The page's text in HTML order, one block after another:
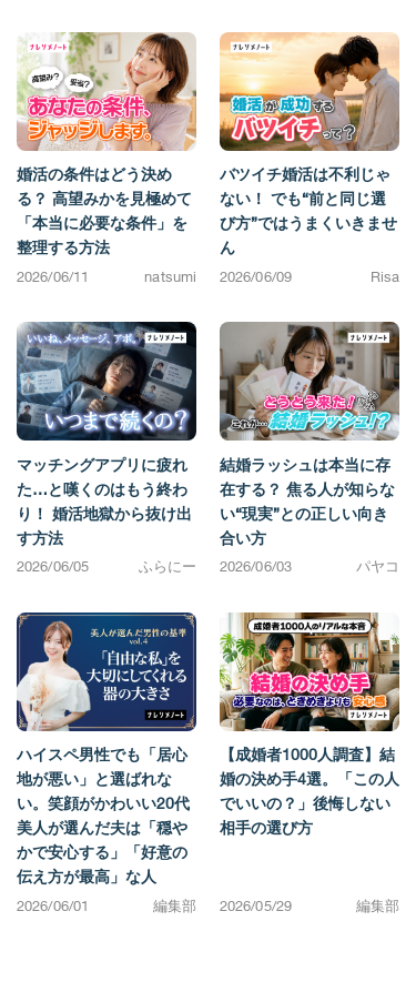
婚活の条件はどう決め
る？ 高望みかを見極めて
「本当に必要な条件」を
整理する方法
2026/06/11 natsumi
バツイチ婚活は不利じゃ
ない！ でも“前と同じ選
び方”ではうまくいきませ
ん
2026/06/09 Risa
マッチングアプリに疲れ
た…と嘆くのはもう終わ
り！ 婚活地獄から抜け出
す方法
2026/06/05 ふらにー
結婚ラッシュは本当に存
在する？ 焦る人が知らな
い“現実”との正しい向き
合い方
2026/06/03 パヤコ
ハイスペ男性でも「居心
地が悪い」と選ばれな
い。笑顔がかわいい20代
美人が選んだ夫は「穏や
かで安心する」「好意の
伝え方が最高」な人
2026/06/01 編集部
【成婚者1000人調査】結
婚の決め手4選。「この人
でいいの？」後悔しない
相手の選び方
2026/05/29 編集部